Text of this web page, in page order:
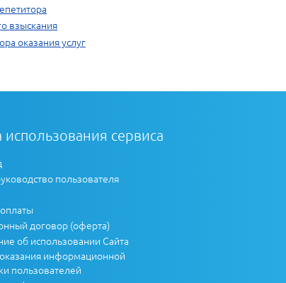
взыскания
оказания услуг
сервиса
пользователя
договор (оферта)
об использовании Сайта
информационной
пользователей